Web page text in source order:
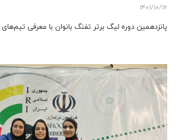
1401/10/16
پانزدهمین دوره لیگ برتر تفنگ بانوان با معرفی تیم‌های